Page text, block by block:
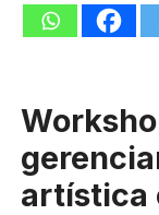
artística